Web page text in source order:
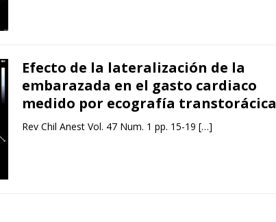
Efecto de la lateralización de la
embarazada en el gasto cardiaco
medido por ecografía transtorácica
Rev Chil Anest Vol. 47 Num. 1 pp. 15-19 […]